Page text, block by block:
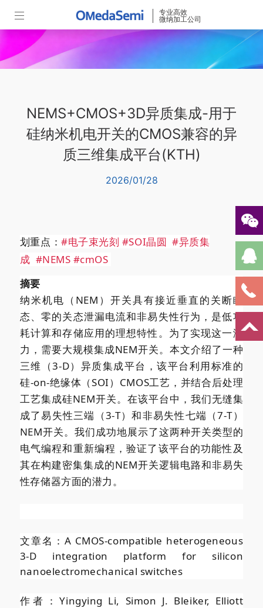
专业高效
微纳加工公司
NEMS+CMOS+3D异质集成-用于
硅纳米机电开关的CMOS兼容的异
质三维集成平台(KTH)
2026/01/28
划重点：#电子束光刻 #SOI晶圆 #异质集
成 #NEMS #cmOS
摘要
纳米机电（NEM）开关具有接近垂直的关断瞬
态、零的关态泄漏电流和非易失性行为，是低功
耗计算和存储应用的理想特性。为了实现这一潜
力，需要大规模集成NEM开关。本文介绍了一种
三维（3-D）异质集成平台，该平台利用标准的
硅-on-绝缘体（SOI）CMOS工艺，并结合后处理
工艺集成硅NEM开关。在该平台中，我们无缝集
成了易失性三端（3-T）和非易失性七端（7-T）
NEM开关。我们成功地展示了这两种开关类型的
电气编程和重新编程，验证了该平台的功能性及
其在构建密集集成的NEM开关逻辑电路和非易失
性存储器方面的潜力。
文章名：A CMOS-compatible heterogeneous
3-D integration platform for silicon
nanoelectromechanical switches
作者：Yingying Li, Simon J. Bleiker, Elliott